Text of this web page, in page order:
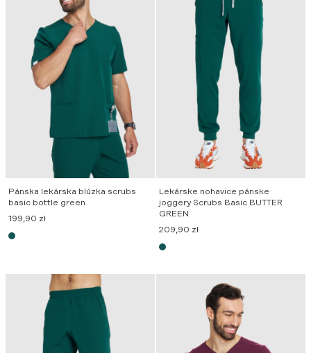
Pánska lekárska blúzka scrubs
basic bottle green
199,90 zł
Lekárske nohavice pánske
joggery Scrubs Basic BUTTER
GREEN
209,90 zł